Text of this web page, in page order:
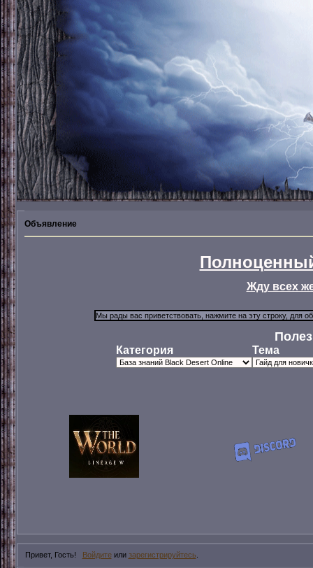
Объявление
Жду всех
Категория Тема
Привет, Гость! Войдитеили зарегистрируйтесь